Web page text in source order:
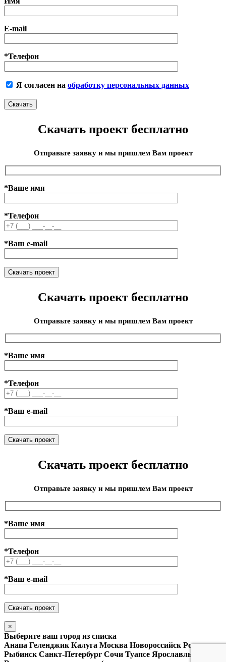
E-mail
*Телефон
Я согласен на обработку персональных данных
Скачать проект бесплатно
Отправьте заявку и мы пришлем Вам проект
*Ваше имя
*Телефон
*Ваш e-mail
Скачать проект бесплатно
Отправьте заявку и мы пришлем Вам проект
*Ваше имя
*Телефон
*Ваш e-mail
Скачать проект бесплатно
Отправьте заявку и мы пришлем Вам проект
*Ваше имя
*Телефон
*Ваш e-mail
×
Выберите ваш город из списка
Анапа Геленджик Калуга Москва Новороссийск Ростов
Рыбинск Санкт-Петербург Сочи Туапсе Ярославль